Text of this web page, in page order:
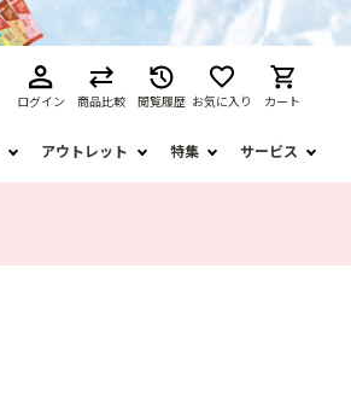
ログイン 商品比較 閲覧履歴 お気に入り カート
アウトレット 特集 サービス